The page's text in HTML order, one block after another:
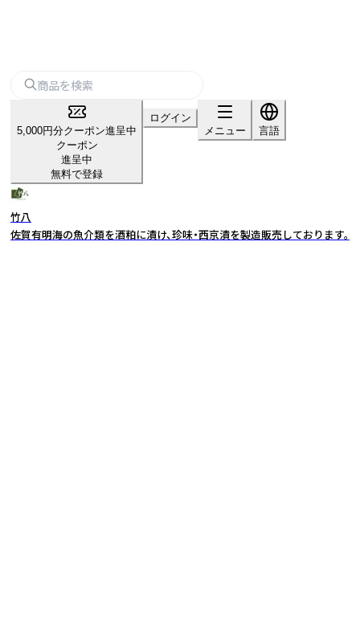
5,000円分クーポン進呈中
クーポン
進呈中
無料で登録
ログイン
メニュー
言語
竹八
佐賀有明海の魚介類を酒粕に漬け、珍味・西京漬を製造販売しております。